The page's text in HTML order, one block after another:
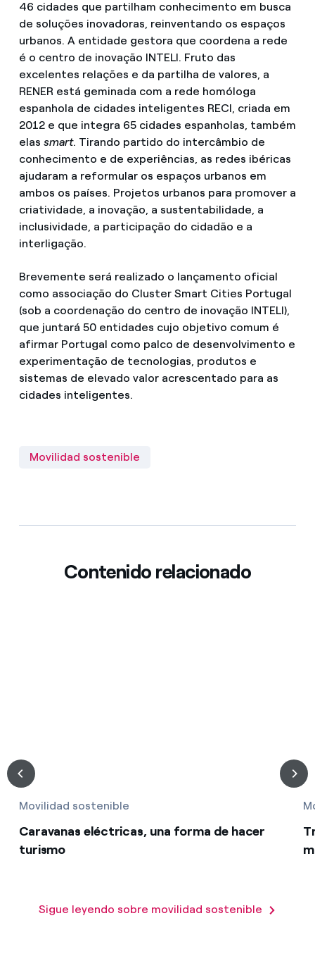
46 cidades que partilham conhecimento em busca
de soluções inovadoras, reinventando os espaços
urbanos. A entidade gestora que coordena a rede
é o centro de inovação INTELI. Fruto das
excelentes relações e da partilha de valores, a
RENER está geminada com a rede homóloga
espanhola de cidades inteligentes RECI, criada em
2012 e que integra 65 cidades espanholas, também
elas smart. Tirando partido do intercâmbio de
conhecimento e de experiências, as redes ibéricas
ajudaram a reformular os espaços urbanos em
ambos os países. Projetos urbanos para promover a
criatividade, a inovação, a sustentabilidade, a
inclusividade, a participação do cidadão e a
interligação.
Brevemente será realizado o lançamento oficial
como associação do Cluster Smart Cities Portugal
(sob a coordenação do centro de inovação INTELI),
que juntará 50 entidades cujo objetivo comum é
afirmar Portugal como palco de desenvolvimento e
experimentação de tecnologias, produtos e
sistemas de elevado valor acrescentado para as
cidades inteligentes.
Movilidad sostenible
Contenido relacionado
Movilidad sostenible
Caravanas eléctricas, una forma de hacer
turismo
Sigue leyendo sobre movilidad sostenible